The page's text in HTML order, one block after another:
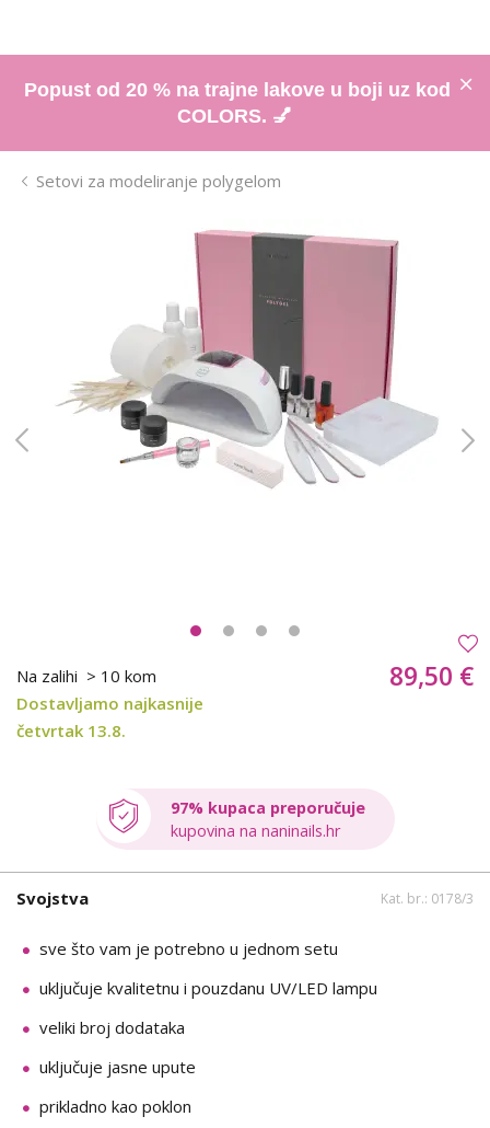
Popust od 20 % na trajne lakove u boji uz kod
COLORS. 💅
Setovi za modeliranje polygelom
Na zalihi > 10 kom
Dostavljamo najkasnije
četvrtak 13.8.
89,50 €
97% kupaca preporučuje
kupovina na naninails.hr
Svojstva Kat. br.: 0178/3
sve što vam je potrebno u jednom setu
uključuje kvalitetnu i pouzdanu UV/LED lampu
veliki broj dodataka
uključuje jasne upute
prikladno kao poklon